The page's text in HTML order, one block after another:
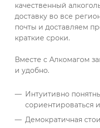
качественный
доставку во все
почты и доставляем
краткие сроки.
Вместе с Алкомагом
и удобно.
Интуитивно
сориентироваться
Демократичная